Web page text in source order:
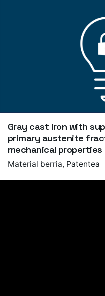
Gray cast iron with
primary austenite
mechanical properties
Material berria Patentea